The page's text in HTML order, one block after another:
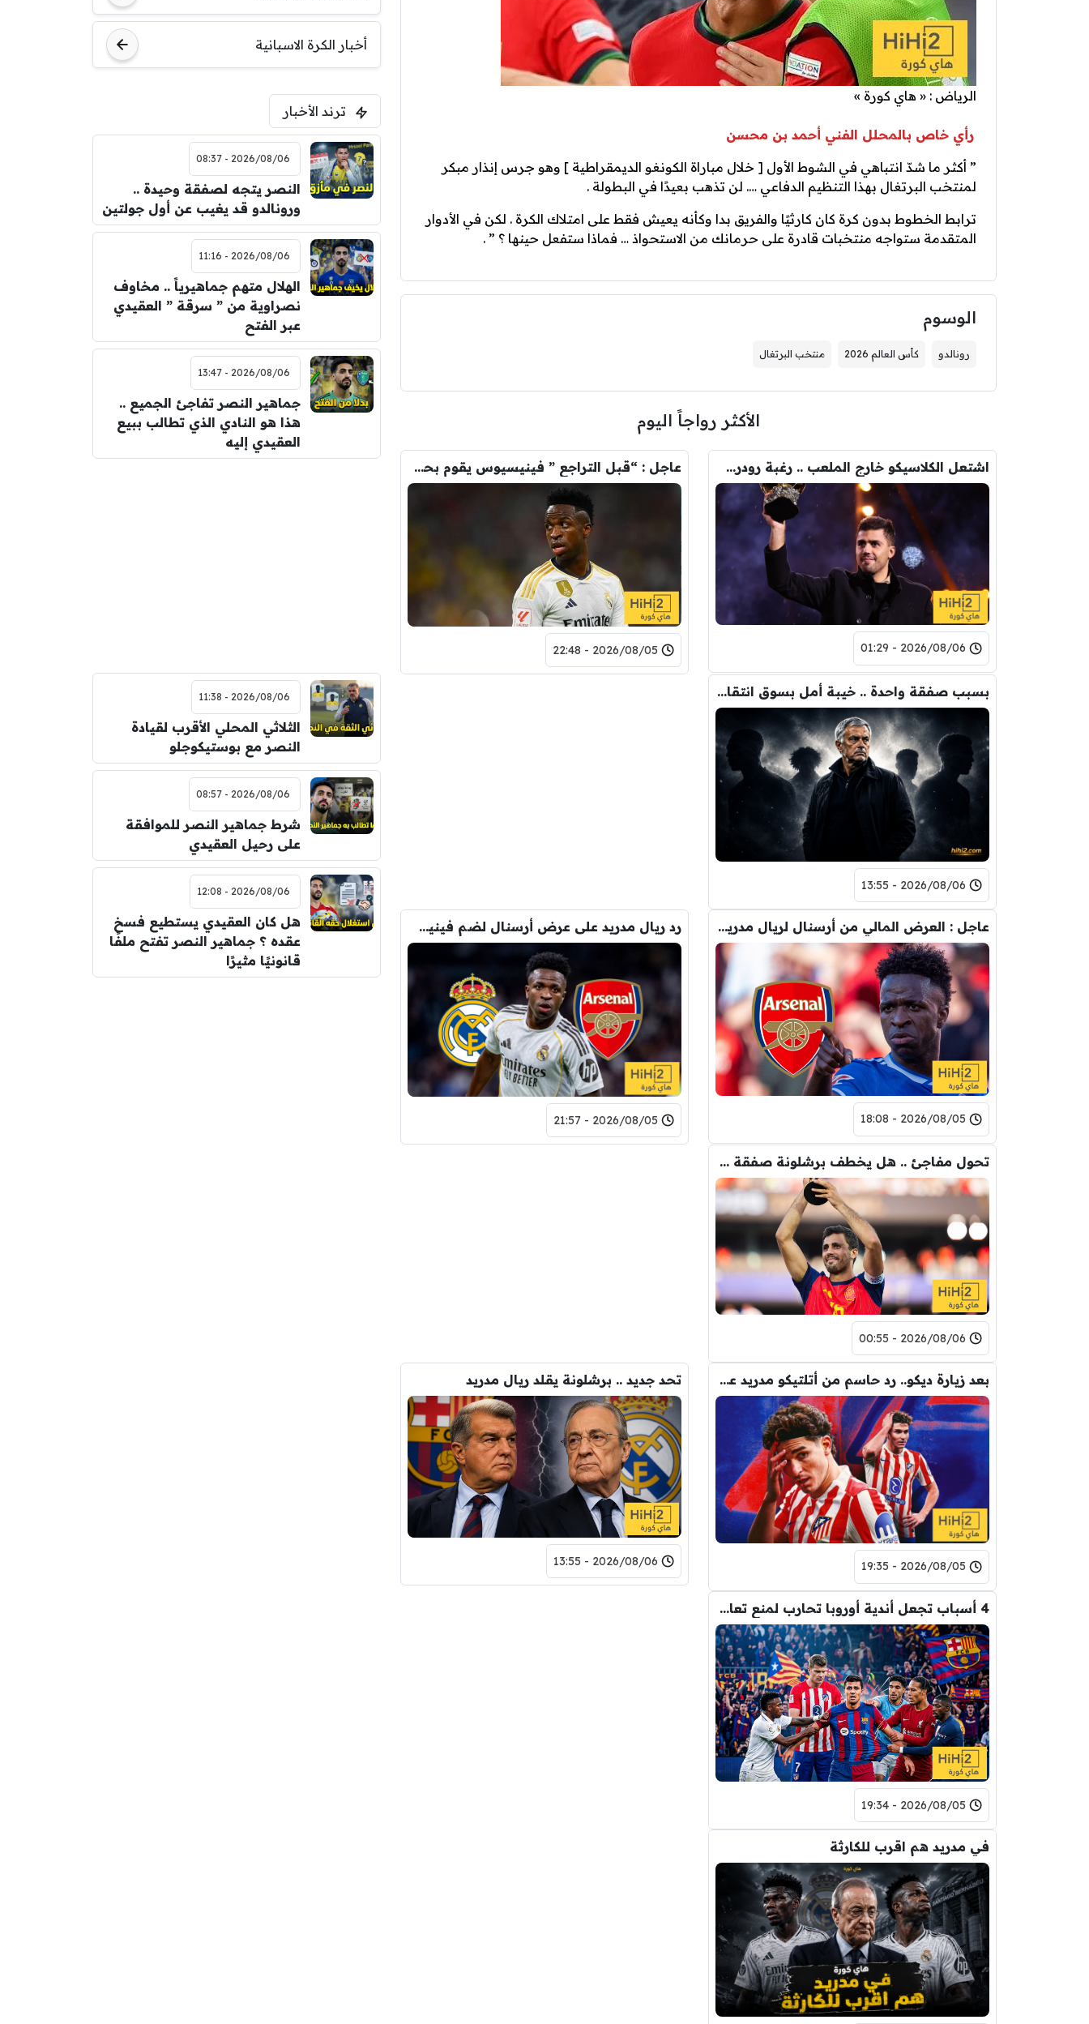
الرياض : « هاي كورة »
رأي خاص بالمحلل الفني أحمد بن محسن
” أكثر ما شدّ انتباهي في الشوط الأول [ خلال مباراة الكونغو الديمقراطية ] وهو جرس إنذار مبكر
لمنتخب ‎البرتغال بهذا التنظيم الدفاعي …. لن تذهب بعيدًا في البطولة .
ترابط الخطوط بدون كرة كان كارثيًا والفريق بدا وكأنه يعيش فقط على امتلاك الكرة . لكن في الأدوار
المتقدمة ستواجه منتخبات قادرة على حرمانك من الاستحواذ … فماذا ستفعل حينها ؟ ” .
الوسوم
رونالدو كأس العالم 2026 منتخب البرتغال
الأكثر رواجاً اليوم
اشتعل الكلاسيكو خارج الملعب .. رغبة رودري تصدم ريال مدريد
2026/08/06 - 01:29
عاجل : “قبل التراجع ” فينيسيوس يقوم بحذف كل صوره مع ريال مدريد
2026/08/05 - 22:48
بسبب صفقة واحدة .. خيبة أمل بسوق انتقالات ريال مدريد !
2026/08/06 - 13:55
عاجل : العرض المالي من أرسنال لريال مدريد من أجل شراء فينيسيوس جونيور
2026/08/05 - 18:08
رد ريال مدريد على عرض أرسنال لضم فينيسيوس
2026/08/05 - 21:57
تحول مفاجئ .. هل يخطف برشلونة صفقة رودري من قلب مدريد ؟
2026/08/06 - 00:55
بعد زيارة ديكو.. رد حاسم من أتلتيكو مدريد على برشلونة في ملف ألفاريز
2026/08/05 - 19:35
تحد جديد .. برشلونة يقلد ريال مدريد
2026/08/06 - 13:55
4 أسباب تجعل أندية أوروبا تحارب لمنع تعاقد برشلونة مع رودري!
2026/08/05 - 19:34
في مدريد هم اقرب للكارثة
أخبار الكرة الاسبانية
ترند الأخبار
2026/08/06 - 08:37
النصر يتجه لصفقة وحيدة ..
ورونالدو قد يغيب عن أول جولتين
2026/08/06 - 11:16
الهلال متهم جماهيرياً .. مخاوف
نصراوية من ” سرقة ” العقيدي
عبر الفتح
2026/08/06 - 13:47
جماهير النصر تفاجئ الجميع ..
هذا هو النادي الذي تطالب ببيع
العقيدي إليه
2026/08/06 - 11:38
الثلاثي المحلي الأقرب لقيادة
النصر مع بوستيكوجلو
2026/08/06 - 08:57
شرط جماهير النصر للموافقة
على رحيل العقيدي
2026/08/06 - 12:08
هل كان العقيدي يستطيع فسخ
عقده ؟ جماهير النصر تفتح ملفًا
قانونيًا مثيرًا